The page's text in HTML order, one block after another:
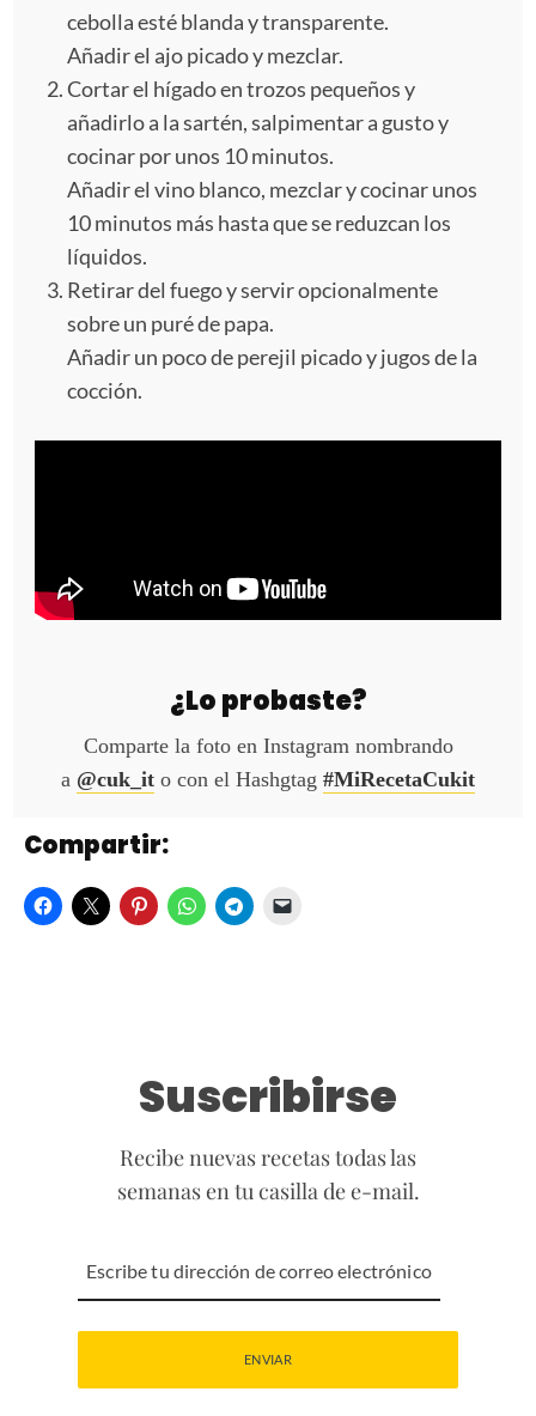
cebolla esté blanda y transparente.
Añadir el ajo picado y mezclar.
Cortar el hígado en trozos pequeños y
añadirlo a la sartén, salpimentar a gusto y
cocinar por unos 10 minutos.
Añadir el vino blanco, mezclar y cocinar unos
10 minutos más hasta que se reduzcan los
líquidos.
Retirar del fuego y servir opcionalmente
sobre un puré de papa.
Añadir un poco de perejil picado y jugos de la
cocción.
¿Lo probaste?
Comparte la foto en Instagram nombrando
a @cuk_it o con el Hashgtag #MiRecetaCukit
Compartir:
Suscribirse
Recibe nuevas recetas todas las
semanas en tu casilla de e-mail.